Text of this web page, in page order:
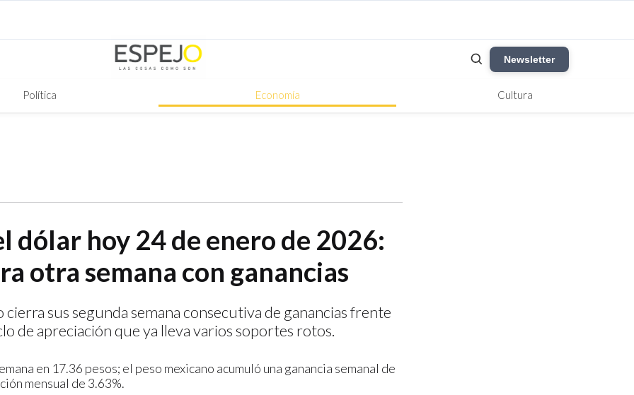
Newsletter
Política Economía Cultura
dólar hoy 24 de enero de 2026:
otra semana con ganancias
cierra sus segunda semana consecutiva de ganancias frente
de apreciación que ya lleva varios soportes rotos.